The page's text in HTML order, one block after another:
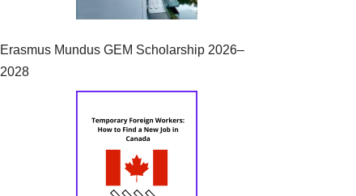
Erasmus Mundus GEM Scholarship 2026–
2028